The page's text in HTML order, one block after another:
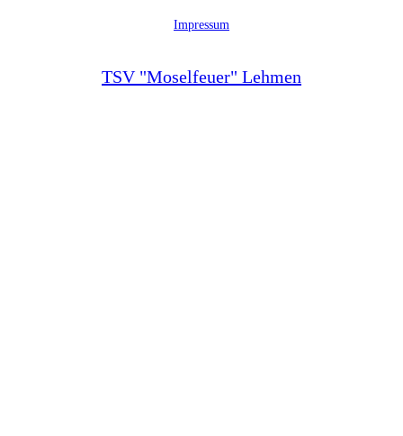
Impressum
TSV "Moselfeuer" Lehmen